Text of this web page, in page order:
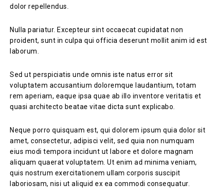
dolor repellendus.
Nulla pariatur. Excepteur sint occaecat cupidatat non
proident, sunt in culpa qui officia deserunt mollit anim id est
laborum.
Sed ut perspiciatis unde omnis iste natus error sit
voluptatem accusantium doloremque laudantium, totam
rem aperiam, eaque ipsa quae ab illo inventore veritatis et
quasi architecto beatae vitae dicta sunt explicabo.
Neque porro quisquam est, qui dolorem ipsum quia dolor sit
amet, consectetur, adipisci velit, sed quia non numquam
eius modi tempora incidunt ut labore et dolore magnam
aliquam quaerat voluptatem. Ut enim ad minima veniam,
quis nostrum exercitationem ullam corporis suscipit
laboriosam, nisi ut aliquid ex ea commodi consequatur.